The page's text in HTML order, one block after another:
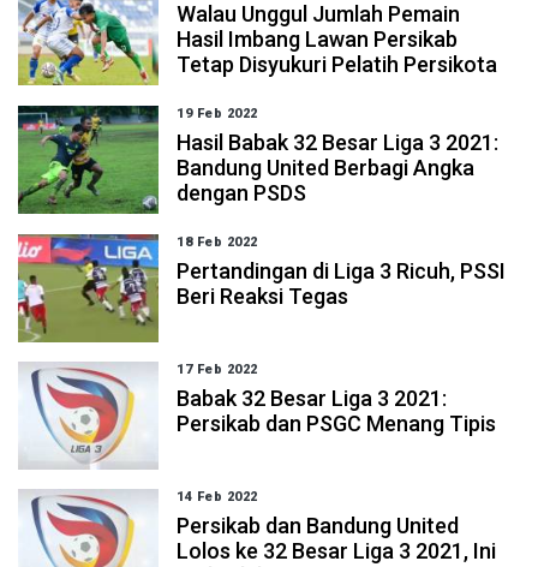
Walau Unggul Jumlah Pemain
Hasil Imbang Lawan Persikab
Tetap Disyukuri Pelatih Persikota
19 Feb 2022
Hasil Babak 32 Besar Liga 3 2021:
Bandung United Berbagi Angka
dengan PSDS
18 Feb 2022
Pertandingan di Liga 3 Ricuh, PSSI
Beri Reaksi Tegas
17 Feb 2022
Babak 32 Besar Liga 3 2021:
Persikab dan PSGC Menang Tipis
14 Feb 2022
Persikab dan Bandung United
Lolos ke 32 Besar Liga 3 2021, Ini